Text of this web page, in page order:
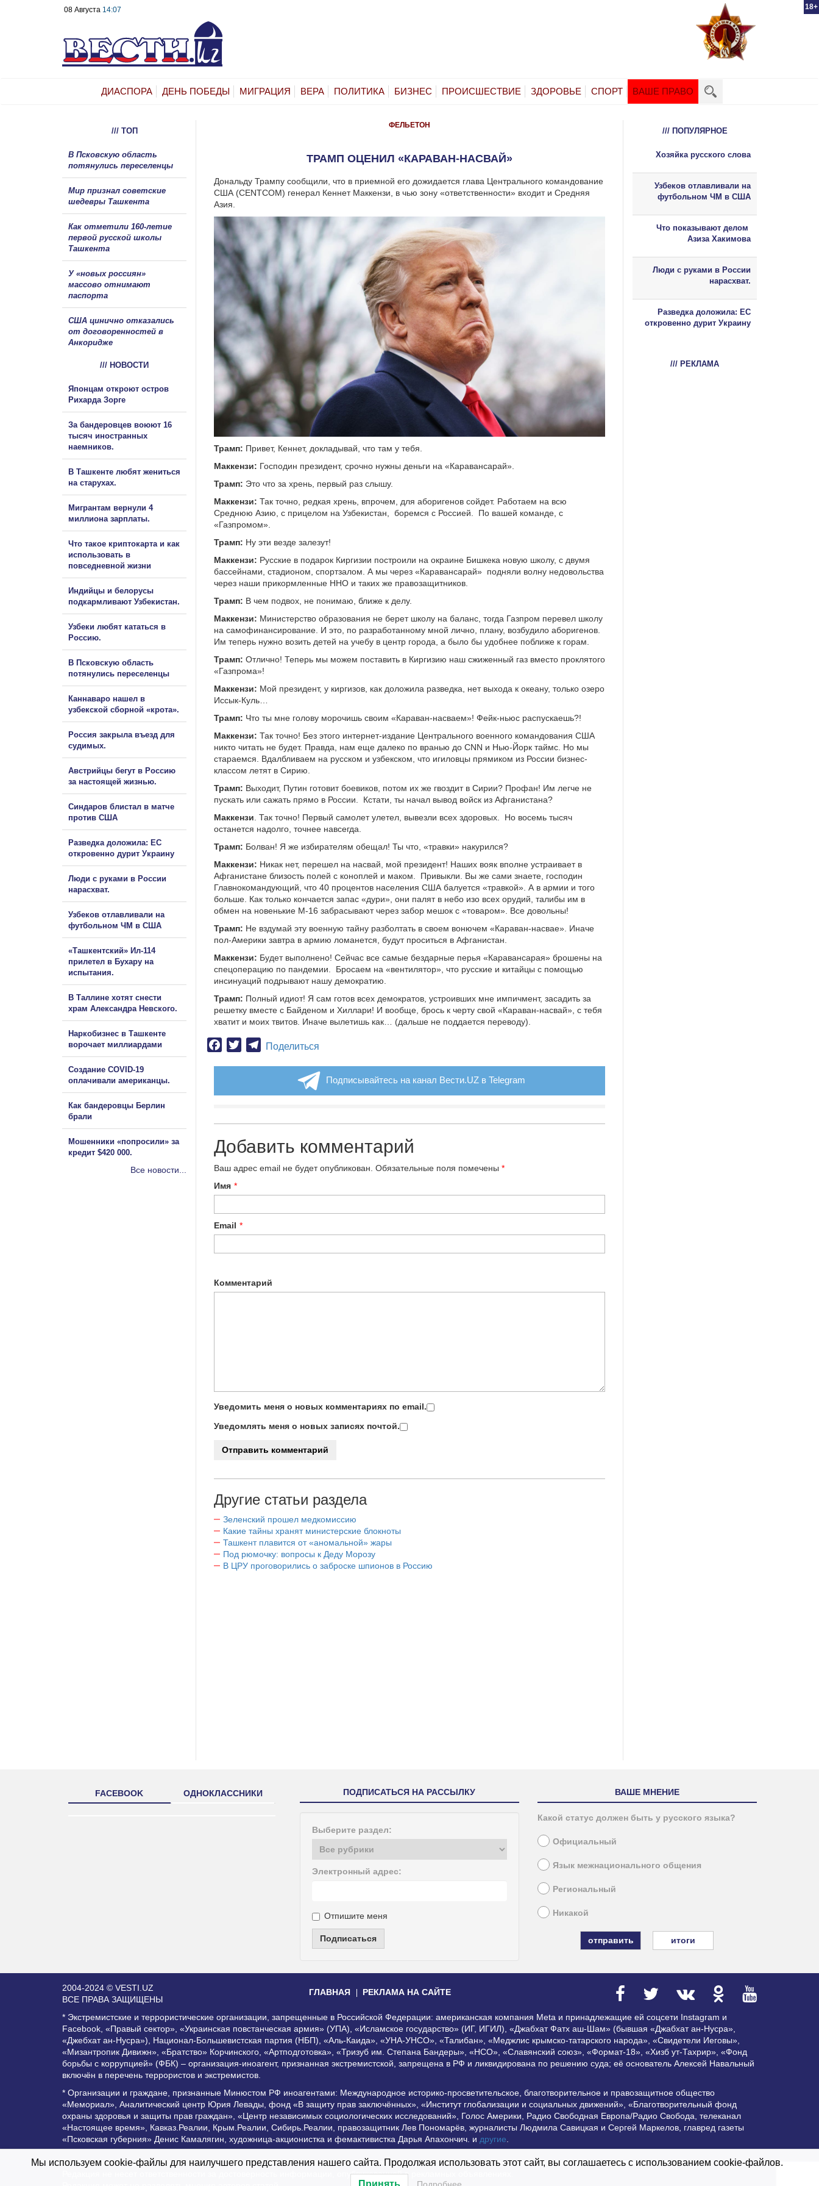
18+
08 Августа 14:07
ДИАСПОРА ДЕНЬ ПОБЕДЫ МИГРАЦИЯ ВЕРА ПОЛИТИКА БИЗНЕС ПРОИСШЕСТВИЕ ЗДОРОВЬЕ СПОРТ ВАШЕ ПРАВО
ФЕЛЬЕТОН
ТРАМП ОЦЕНИЛ «КАРАВАН-НАСВАЙ»
Дональду Трампу сообщили, что в приемной его дожидается глава Центрального командование
США (CENTCOM) генерал Кеннет Маккензи, в чью зону «ответственности» входит и Средняя
Азия.
Трамп: Привет, Кеннет, докладывай, что там у тебя.
Маккензи: Господин президент, срочно нужны деньги на «Каравансарай».
Трамп: Это что за хрень, первый раз слышу.
Маккензи: Так точно, редкая хрень, впрочем, для аборигенов сойдет. Работаем на всю
Среднюю Азию, с прицелом на Узбекистан, боремся с Россией. По вашей команде, с
«Газпромом».
Трамп: Ну эти везде залезут!
Маккензи: Русские в подарок Киргизии построили на окраине Бишкека новую школу, с двумя
бассейнами, стадионом, спортзалом. А мы через «Каравансарай» подняли волну недовольства
через наши прикормленные ННО и таких же правозащитников.
Трамп: В чем подвох, не понимаю, ближе к делу.
Маккензи: Министерство образования не берет школу на баланс, тогда Газпром перевел школу
на самофинансирование. И это, по разработанному мной лично, плану, возбудило аборигенов.
Им теперь нужно возить детей на учебу в центр города, а было бы удобнее поближе к горам.
Трамп: Отлично! Теперь мы можем поставить в Киргизию наш сжиженный газ вместо проклятого
«Газпрома»!
Маккензи: Мой президент, у киргизов, как доложила разведка, нет выхода к океану, только озеро
Иссык-Куль…
Трамп: Что ты мне голову морочишь своим «Караван-насваем»! Фейк-ньюс распускаешь?!
Маккензи: Так точно! Без этого интернет-издание Центрального военного командования США
никто читать не будет. Правда, нам еще далеко по вранью до СNN и Нью-Йорк таймс. Но мы
стараемся. Вдалбливаем на русском и узбекском, что игиловцы прямиком из России бизнес-
классом летят в Сирию.
Трамп: Выходит, Путин готовит боевиков, потом их же гвоздит в Сирии? Профан! Им легче не
пускать или сажать прямо в России. Кстати, ты начал вывод войск из Афганистана?
Маккензи . Так точно! Первый самолет улетел, вывезли всех здоровых. Но восемь тысяч
останется надолго, точнее навсегда.
Трамп: Болван! Я же избирателям обещал! Ты что, «травки» накурился?
Маккензи: Никак нет, перешел на насвай, мой президент! Наших вояк вполне устраивает в
Афганистане близость полей с коноплей и маком. Привыкли. Вы же сами знаете, господин
Главнокомандующий, что 40 процентов населения США балуется «травкой». А в армии и того
больше. Как только кончается запас «дури», они палят в небо изо всех орудий, талибы им в
обмен на новенькие М-16 забрасывают через забор мешок с «товаром». Все довольны!
Трамп: Не вздумай эту военную тайну разболтать в своем вонючем «Караван-насвае». Иначе
пол-Америки завтра в армию ломанется, будут проситься в Афганистан.
Маккензи: Будет выполнено! Сейчас все самые бездарные перья «Каравансарая» брошены на
спецоперацию по пандемии. Бросаем на «вентилятор», что русские и китайцы с помощью
инсинуаций подрывают нашу демократию.
Трамп: Полный идиот! Я сам готов всех демократов, устроивших мне импичмент, засадить за
решетку вместе с Байденом и Хиллари! И вообще, брось к черту свой «Караван-насвай», с тебя
хватит и моих твитов. Иначе вылетишь как… (дальше не поддается переводу).
Facebook
TwitterTelegram
Поделиться
Подписывайтесь на канал Вести.UZ в Telegram
Добавить комментарий
Ваш адрес email не будет опубликован. Обязательные поля помечены *
Имя *
Email *
Комментарий
Уведомить меня о новых комментариях по email.
Уведомлять меня о новых записях почтой.
Другие статьи раздела
Зеленский прошел медкомиссию
Какие тайны хранят министерские блокноты
Ташкент плавится от «аномальной» жары
Под рюмочку: вопросы к Деду Морозу
В ЦРУ проговорились о заброске шпионов в Россию
/// ТОП
В Псковскую область
потянулись переселенцы
Мир признал советские
шедевры Ташкента
Как отметили 160-летие
первой русской школы
Ташкента
У «новых россиян»
массово отнимают
паспорта
США цинично отказались
от договоренностей в
Анкоридже
/// НОВОСТИ
Японцам откроют остров
Рихарда Зорге
За бандеровцев воюют 16
тысяч иностранных
наемников.
В Ташкенте любят жениться
на старухах.
Мигрантам вернули 4
миллиона зарплаты.
Что такое криптокарта и как
использовать в
повседневной жизни
Индийцы и белорусы
подкармливают Узбекистан.
Узбеки любят кататься в
Россию.
В Псковскую область
потянулись переселенцы
Каннаваро нашел в
узбекской сборной «крота».
Россия закрыла въезд для
судимых.
Австрийцы бегут в Россию
за настоящей жизнью.
Синдаров блистал в матче
против США
Разведка доложила: ЕС
откровенно дурит Украину
Люди с руками в России
нарасхват.
Узбеков отлавливали на
футбольном ЧМ в США
«Ташкентский» Ил-114
прилетел в Бухару на
испытания.
В Таллине хотят снести
храм Александра Невского.
Наркобизнес в Ташкенте
ворочает миллиардами
Создание COVID-19
оплачивали американцы.
Как бандеровцы Берлин
брали
Мошенники «попросили» за
кредит $420 000.
Все новости...
/// ПОПУЛЯРНОЕ
Хозяйка русского слова
Узбеков отлавливали на
футбольном ЧМ в США
Что показывают делом
Азиза Хакимова
Люди с руками в России
нарасхват.
Разведка доложила: ЕС
откровенно дурит Украину
/// РЕКЛАМА
FACEBOOK ОДНОКЛАССНИКИ ПОДПИСАТЬСЯ НА РАССЫЛКУ
Выберите раздел:
Электронный адрес:
Отпишите меня
Подписаться
ВАШЕ МНЕНИЕ
Какой статус должен быть у русского языка?
Официальный
Язык межнационального общения
Региональный
Никакой
итоги
2004-2024 © VESTI.UZ
ВСЕ ПРАВА ЗАЩИЩЕНЫ
ГЛАВНАЯ РЕКЛАМА НА САЙТЕ
* Экстремистские и террористические организации, запрещенные в Российской Федерации: американская компания Meta и принадлежащие ей соцсети Instagram и
Facebook, «Правый сектор», «Украинская повстанческая армия» (УПА), «Исламское государство» (ИГ, ИГИЛ), «Джабхат Фатх аш-Шам» (бывшая «Джабхат ан-Нусра»,
«Джебхат ан-Нусра»), Национал-Большевистская партия (НБП), «Аль-Каида», «УНА-УНСО», «Талибан», «Меджлис крымско-татарского народа», «Свидетели Иеговы»,
«Мизантропик Дивижн», «Братство» Корчинского, «Артподготовка», «Тризуб им. Степана Бандеры», «НСО», «Славянский союз», «Формат-18», «Хизб ут-Тахрир», «Фонд
борьбы с коррупцией» (ФБК) – организация-иноагент, признанная экстремистской, запрещена в РФ и ликвидирована по решению суда; её основатель Алексей Навальный
включён в перечень террористов и экстремистов.
* Организации и граждане, признанные Минюстом РФ иноагентами: Международное историко-просветительское, благотворительное и правозащитное общество
«Мемориал», Аналитический центр Юрия Левады, фонд «В защиту прав заключённых», «Институт глобализации и социальных движений», «Благотворительный фонд
охраны здоровья и защиты прав граждан», «Центр независимых социологических исследований», Голос Америки, Радио Свободная Европа/Радио Свобода, телеканал
«Настоящее время», Кавказ.Реалии, Крым.Реалии, Сибирь.Реалии, правозащитник Лев Пономарёв, журналисты Людмила Савицкая и Сергей Маркелов, главред газеты
«Псковская губерния» Денис Камалягин, художница-акционистка и фемактивистка Дарья Апахончич. и другие
Все права защищены и охраняются законом. Любое использование материалов сайта допустимо при условии наличия активной гиперссылки на Vesti.UZ.
Редакция не несет ответственности за достоверность информации, опубликованной в рекламных объявлениях.
Мы используем cookie-файлы для наилучшего представления нашего сайта. Продолжая использовать этот сайт, вы соглашаетесь с использованием cookie-файлов.
Принять